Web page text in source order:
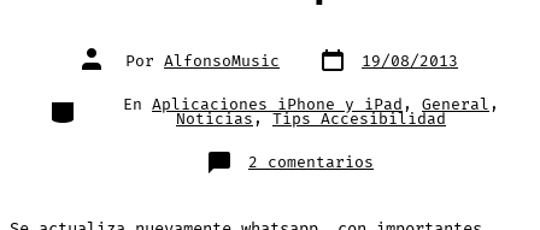
Autor
de
entrada
Por AlfonsoMusic Fecha
de 19/08/2013
Categorías
En Aplicaciones iPhone y iPad , General ,
Noticias , Tips Accesibilidad
2 comentarios
Actualización
con